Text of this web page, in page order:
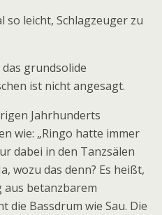
so leicht, Schlagzeuger zu
grundsolide
ist nicht angesagt.
Jahrhunderts
wie: „Ringo hatte immer
dabei in den Tanzsälen
wozu das denn? Es heißt,
aus betanzbarem
die Bassdrum wie Sau. Die